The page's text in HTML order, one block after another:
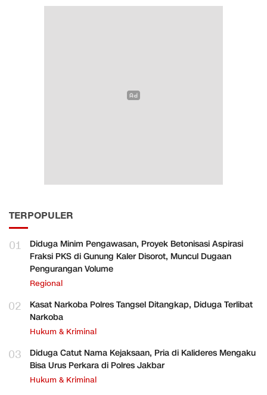
TERPOPULER
01
Diduga Minim Pengawasan, Proyek Betonisasi Aspirasi
Fraksi PKS di Gunung Kaler Disorot, Muncul Dugaan
Pengurangan Volume
Regional
02
Kasat Narkoba Polres Tangsel Ditangkap, Diduga Terlibat
Narkoba
Hukum & Kriminal
03
Diduga Catut Nama Kejaksaan, Pria di Kalideres Mengaku
Bisa Urus Perkara di Polres Jakbar
Hukum & Kriminal